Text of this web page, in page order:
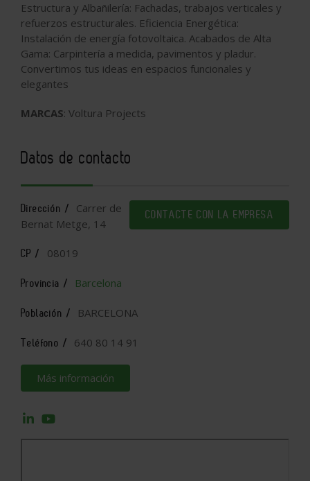
Estructura y Albañilería: Fachadas, trabajos verticales y
refuerzos estructurales. Eficiencia Energética:
Instalación de energía fotovoltaica. Acabados de Alta
Gama: Carpintería a medida, pavimentos y pladur.
Convertimos tus ideas en espacios funcionales y
elegantes
MARCAS: Voltura Projects
Datos de contacto
CONTACTE CON LA EMPRESA
Dirección /
Carrer de
Bernat Metge, 14
CP / 08019
Provincia / Barcelona
Población / BARCELONA
Teléfono / 640 80 14 91
Más información